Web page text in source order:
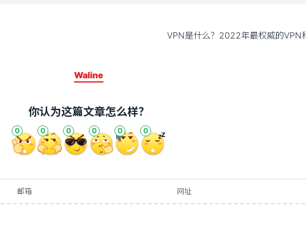
VPN是什么？2022年最权威的VPN
Waline
你认为这篇文章怎么样？
0 0 0 0 0 0
邮箱 网址